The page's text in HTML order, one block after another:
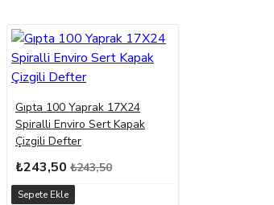
Gıpta 100 Yaprak 17X24
Spiralli Enviro Sert Kapak
Çizgili Defter
₺243,50 ₺243,50
Sepete Ekle